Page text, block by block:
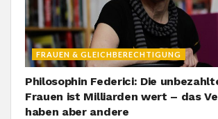
FRAUEN & GLEICHBERECHTIGUNG
Philosophin Federici: Die
Frauen ist Milliarden wert – das
haben aber andere